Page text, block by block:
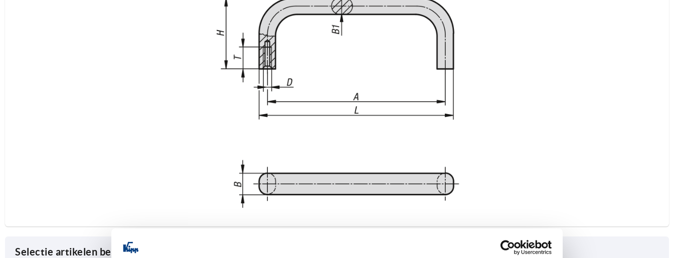
Selectie artikelen begrenzen